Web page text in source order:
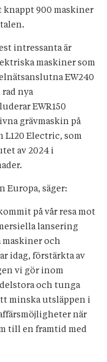
knappt 900 maskiner
intressanta är
maskiner som
EW240
nya
EWR150
grävmaskin på
Electric, som
av 2024 i
Europa, säger:
på vår resa mot
lansering
maskiner och
idag, förstärkta av
vi gör inom
och tunga
minska utsläppen i
när
till en framtid med